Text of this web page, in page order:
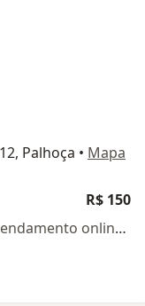
Palhoça • Mapa
R$ 150
Esse especialista não oferece agendamento online para esse endereço.